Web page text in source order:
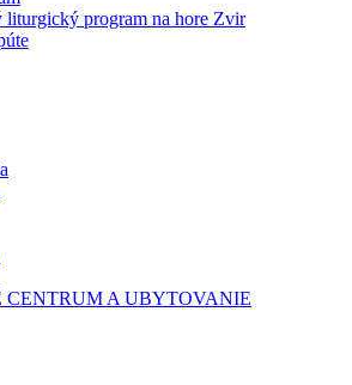
liturgický program na hore Zvir
CENTRUM A UBYTOVANIE